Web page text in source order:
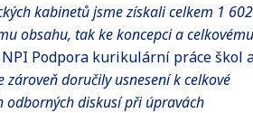
kabinetů jsme získali celkem 1 602
obsahu, tak ke koncepci a celkovému
Podpora kurikulární práce škol
zároveň doručily usnesení k celkové
odborných diskusí při úpravách